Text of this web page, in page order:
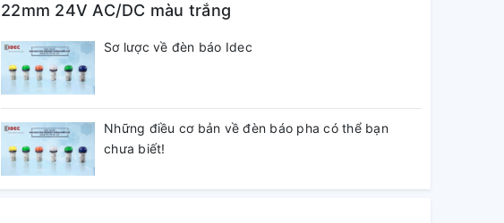
22mm 24V AC/DC màu trắng
Sơ lược về đèn báo Idec
Những điều cơ bản về đèn báo pha có thể bạn
chưa biết!